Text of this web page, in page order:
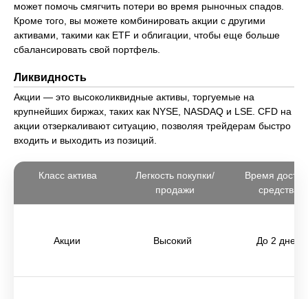
может помочь смягчить потери во время рыночных спадов.
Кроме того, вы можете комбинировать акции с другими
активами, такими как ETF и облигации, чтобы еще больше
сбалансировать свой портфель.
Ликвидность
Акции — это высоколиквидные активы, торгуемые на
крупнейших биржах, таких как NYSE, NASDAQ и LSE. CFD на
акции отзеркаливают ситуацию, позволяя трейдерам быстро
входить и выходить из позиций.
Класс актива
Легкость покупки/
продажи
Время
средствам
Акции Высокий До 2 дней